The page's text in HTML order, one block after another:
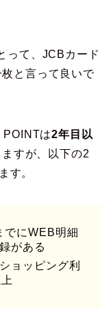
って、JCBカード
と言って良いで
POINTは2年目以
すが、以下の2
す。
でにWEB明細
がある
ョッピング利